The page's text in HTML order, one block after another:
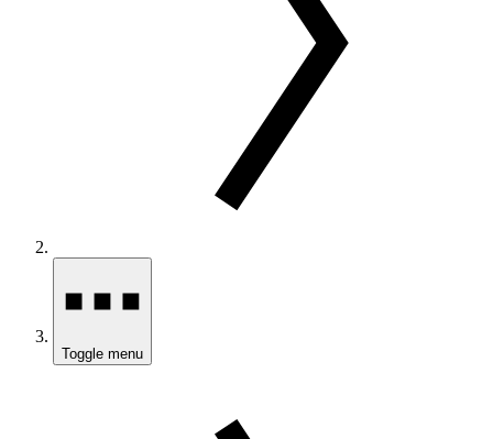
Toggle menu